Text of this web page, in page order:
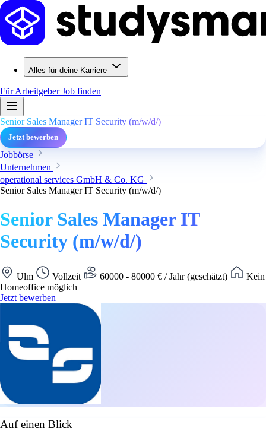
Alles für deine Karriere
Für ArbeitgeberJob finden
Senior Sales Manager IT Security (m/w/d/)
Jetzt bewerben
Jobbörse
Unternehmen
operational services GmbH & Co. KG
Senior Sales Manager IT Security (m/w/d/)
Senior Sales Manager IT
Security (m/w/d/)
Ulm Vollzeit 60000 - 80000 € / Jahr (geschätzt)
Kein
Homeoffice möglich
Jetzt bewerben
Auf einen Blick